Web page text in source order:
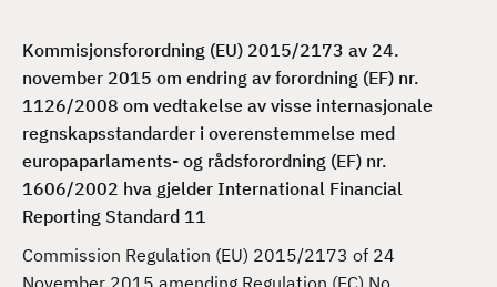
Kommisjonsforordning (EU) 2015/2173 av 24.
november 2015 om endring av forordning (EF) nr.
1126/2008 om vedtakelse av visse internasjonale
regnskapsstandarder i overenstemmelse med
europaparlaments- og rådsforordning (EF) nr.
1606/2002 hva gjelder International Financial
Reporting Standard 11
Commission Regulation (EU) 2015/2173 of 24
November 2015 amending Regulation (EC) No